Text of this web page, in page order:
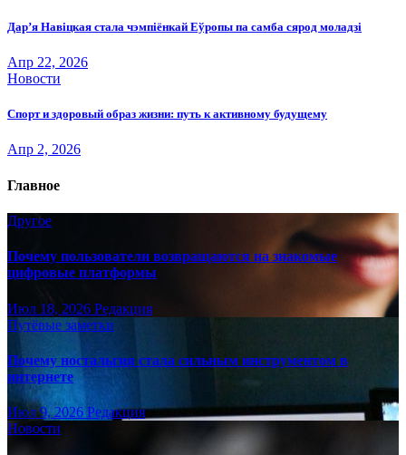
Дар’я Навіцкая стала чэмпіёнкай Еўропы па самба сярод моладзі
Апр 22, 2026
Новости
Спорт и здоровый образ жизни: путь к активному будущему
Апр 2, 2026
Главное
Другое
Почему пользователи возвращаются на знакомые
цифровые платформы
Июл 18, 2026 Редакция
Путёвые заметки
Почему ностальгия стала сильным инструментом в
интернете
Июл 9, 2026 Редакция
Новости